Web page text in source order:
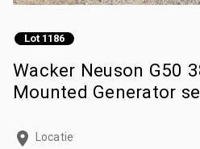
Lot 1186
Wacker Neuson G50
Mounted Generator
Locatie